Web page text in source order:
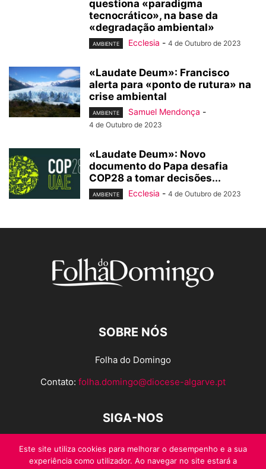
questiona «paradigma
tecnocrático», na base da
«degradação ambiental»
AMBIENTE Ecclesia - 4 de Outubro de 2023
«Laudate Deum»: Francisco
alerta para «ponto de rutura» na
crise ambiental
AMBIENTE Samuel Mendonça -
4 de Outubro de 2023
«Laudate Deum»: Novo
documento do Papa desafia
COP28 a tomar decisões...
AMBIENTE Ecclesia - 4 de Outubro de 2023
SOBRE NÓS
Folha do Domingo
Contato: folha.domingo@diocese-algarve.pt
SIGA-NOS
Este site utiliza cookies para melhorar o desempenho e a sua
experiência como utilizador. Ao navegar no site estará a